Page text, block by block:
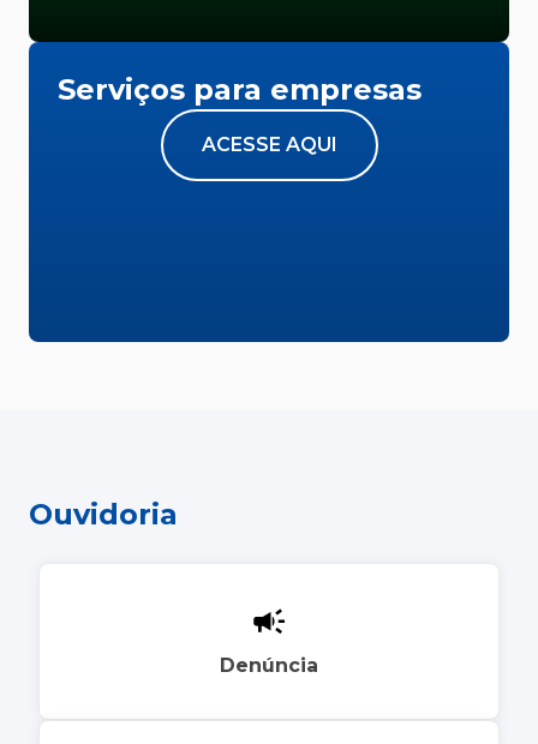
Serviços para empresas
ACESSE AQUI
Ouvidoria
Denúncia